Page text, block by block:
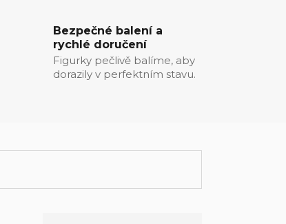
Bezpečné balení a
rychlé doručení
Figurky pečlivě balíme, aby
dorazily v perfektním stavu.